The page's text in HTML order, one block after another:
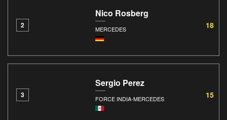
2
Nico Rosberg
MERCEDES 18
3
Sergio Perez
FORCE INDIA-MERCEDES 15